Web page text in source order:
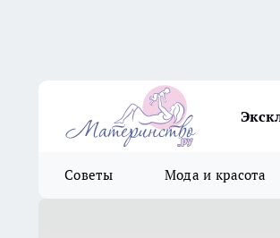
Советы Мода и красота